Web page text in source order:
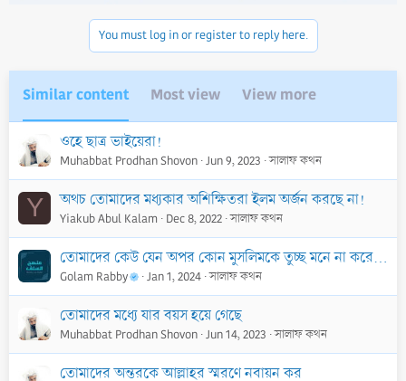
You must log in or register to reply here.
Similar content Most view View more
ওহে ছাত্র ভাইয়েরা!
Muhabbat Prodhan Shovon Jun 9, 2023 সালাফ কথন
Y অথচ তোমাদের মধ্যকার অশিক্ষিতরা ইলম অর্জন করছে না!
Yiakub Abul Kalam Dec 8, 2022 সালাফ কথন
তোমাদের কেউ যেন অপর কোন মুসলিমকে তুচ্ছ মনে না করে...
Golam Rabby Jan 1, 2024 সালাফ কথন
তোমাদের মধ্যে যার বয়স হয়ে গেছে
Muhabbat Prodhan Shovon Jun 14, 2023 সালাফ কথন
তোমাদের অন্তরকে আল্লাহর স্মরণে নবায়ন কর